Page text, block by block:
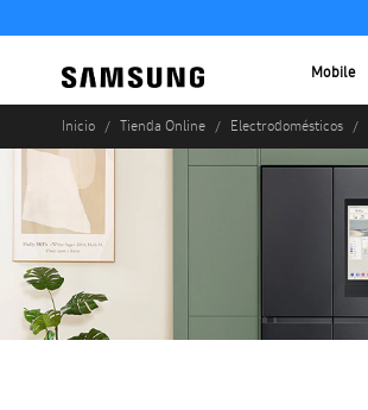
Mobile
Inicio Tienda Online Electrodomésticos